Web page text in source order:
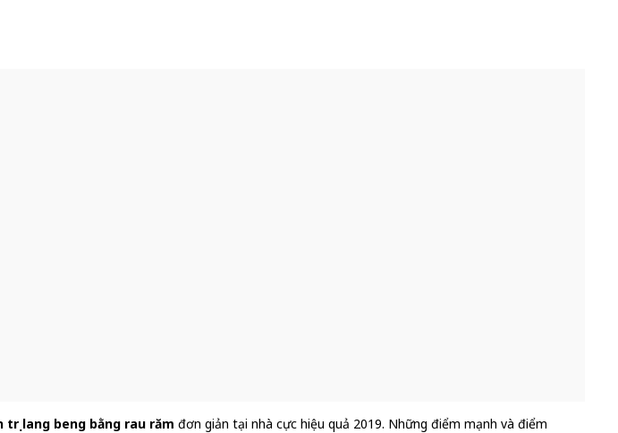
trị lang beng bằng rau răm đơn giản tại nhà cực hiệu quả 2019. Những điểm mạnh và điểm